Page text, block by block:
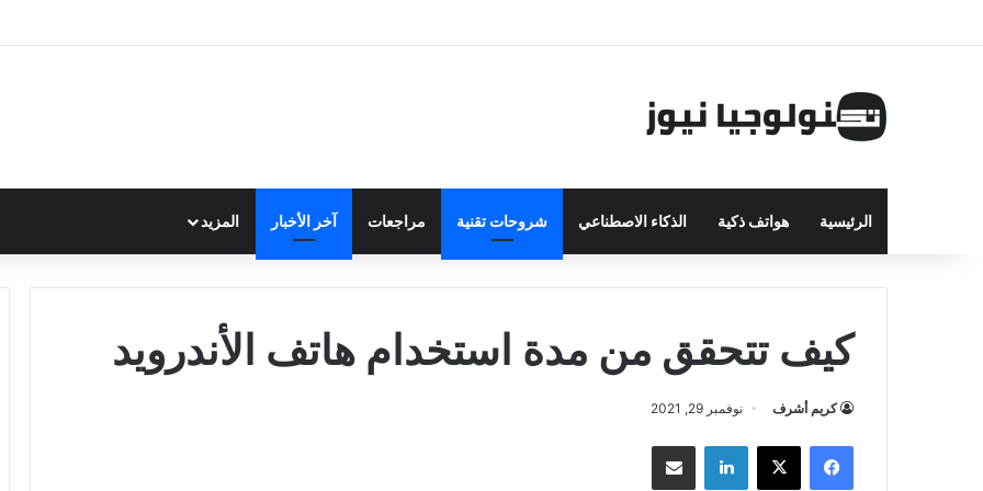
الرئيسية هواتف ذكية الذكاء الاصطناعي شروحات تقنية مراجعات آخر الأخبار المزيد
كيف تتحقق من مدة استخدام هاتف الأندرويد
كريم أشرف نوفمبر 29, 2021
فيسبوك ‫X لينكدإن مشاركة بالبريد الإلكتروني